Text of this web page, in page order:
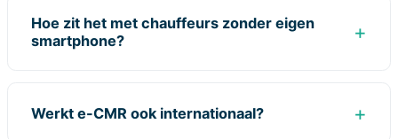
Hoe zit het met chauffeurs zonder eigen
smartphone?
Werkt e-CMR ook internationaal?